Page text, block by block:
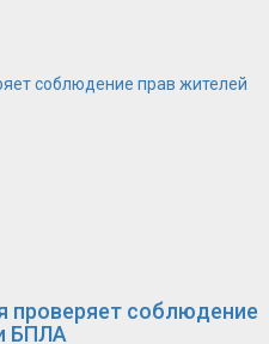
соблюдение прав жителей
проверяет соблюдение
БПЛА